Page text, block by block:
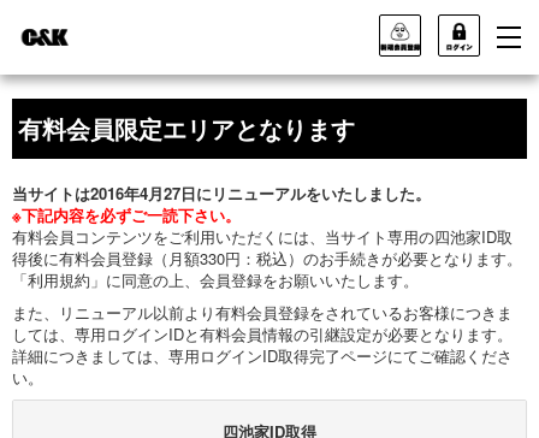
有料会員限定エリアとなります
当サイトは2016年4月27日にリニューアルをいたしました。
※下記内容を必ずご一読下さい。
有料会員コンテンツをご利用いただくには、当サイト専用の四池家ID取
得後に有料会員登録（月額330円：税込）のお手続きが必要となります。
「利用規約」に同意の上、会員登録をお願いいたします。
また、リニューアル以前より有料会員登録をされているお客様につきま
しては、専用ログインIDと有料会員情報の引継設定が必要となります。
詳細につきましては、専用ログインID取得完了ページにてご確認くださ
い。
四池家ID取得